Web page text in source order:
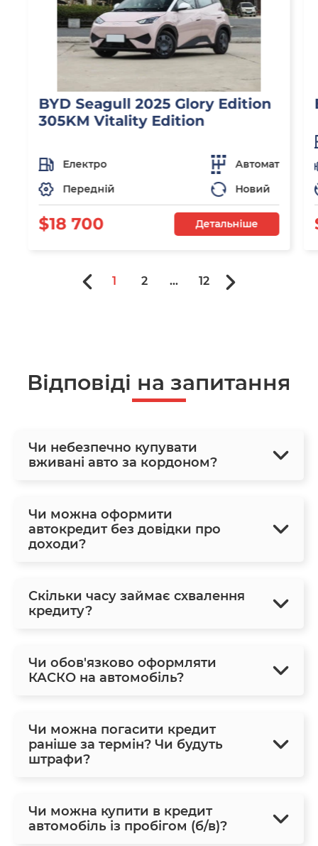
BYD Seagull 2025 Glory Edition
305KM Vitality Edition
Електро
Автомат
Передній
Новий
$18 700 Детальніше
1 2 ... 12
Відповіді на запитання
Чи небезпечно купувати
вживані авто за кордоном?
Чи можна оформити
автокредит без довідки про
доходи?
Скільки часу займає схвалення
кредиту?
Чи обов'язково оформляти
КАСКО на автомобіль?
Чи можна погасити кредит
раніше за термін? Чи будуть
штрафи?
Чи можна купити в кредит
автомобіль із пробігом (б/в)?